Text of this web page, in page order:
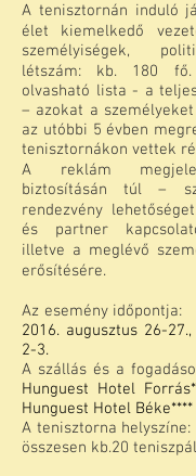
A tenisztornán induló
élet kiemelkedő
személyiségek,
létszám: kb. 180
olvasható lista - a
– azokat a
az utóbbi 5 évben
tenisztornákon vettek
A reklám
biztosításán túl –
rendezvény
és partner
illetve a meglévő
erősítésére.
Az esemény
2016. augusztus 26-
2-3.
A szállás és a
Hunguest Hotel
Hunguest Hotel
A tenisztorna
összesen kb.20